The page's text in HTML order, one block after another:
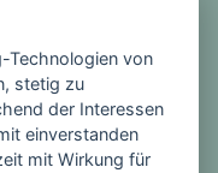
Technologien von
stetig zu
der Interessen
einverstanden
mit Wirkung für